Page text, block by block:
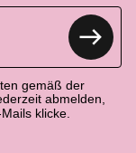
gemäß der
abmelden,
klicke.